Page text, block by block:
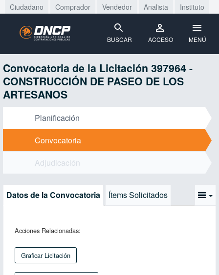
Ciudadano Comprador Vendedor Analista Instituto
BUSCAR ACCESO MENÚ
Convocatoria de la Licitación 397964 -
CONSTRUCCIÓN DE PASEO DE LOS
ARTESANOS
Planificación
Convocatoria
Adjudicación
Datos de la Convocatoria Ítems Solicitados
Acciones Relacionadas:
Graficar Licitación